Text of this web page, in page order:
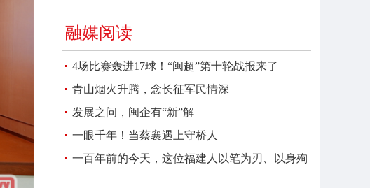
融媒阅读
4场比赛轰进17球！“闽超”第十轮战报来了
青山烟火升腾，念长征军民情深
发展之问，闽企有“新”解
一眼千年！当蔡襄遇上守桥人
一百年前的今天，这位福建人以笔为刃、以身殉